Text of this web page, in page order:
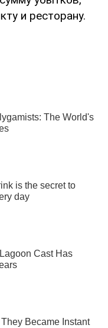
и ресторану.